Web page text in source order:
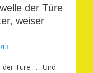
der Türe
weiser
Türe . . . Und